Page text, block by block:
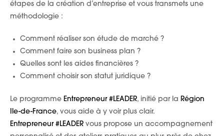
étapes de la création d’entreprise et vous transmets une
méthodologie :
Comment réaliser son étude de marché ?
Comment faire son business plan ?
Quelles sont les aides financières ?
Comment choisir son statut juridique ?
Le programme Entrepreneur #LEADER, initié par la Région
Ile-de-France, vous aide à y voir plus clair.
Entrepreneur #LEADER vous propose un accompagnement